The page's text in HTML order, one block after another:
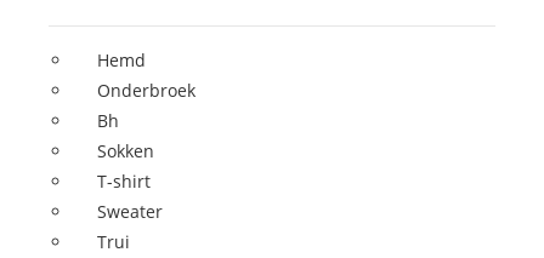
Hemd
Onderbroek
Bh
Sokken
T-shirt
Sweater
Trui